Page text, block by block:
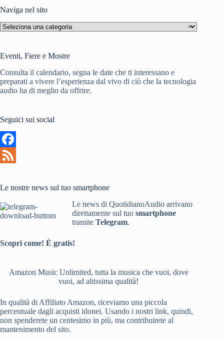
Naviga nel sito
Naviga
nel
Eventi, Fiere e Mostre
Consulta il calendario, segna le date che ti interessano e
preparati a vivere l’esperienza dal vivo di ciò che la tecnologia
audio ha di meglio da offrire.
Seguici sui social
F
c
e
b
e
e
d
Le nostre news sul tuo smartphone
Le news di QuotidianoAudio arrivano
direttamente sul tuo smartphone
tramite Telegram.
Scopri come! È gratis!
Amazon Music Unlimited, tutta la musica che vuoi, dove
vuoi, ad altissima qualità!
In qualità di Affiliato Amazon, riceviamo una piccola
percentuale dagli acquisti idonei. Usando i nostri link, quindi,
non spenderete un centesimo in più, ma contribuirete al
mantenimento del sito.